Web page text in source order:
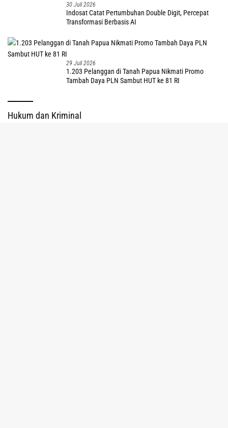
30 Juli 2026
Indosat Catat Pertumbuhan Double Digit, Percepat
Transformasi Berbasis AI
29 Juli 2026
1.203 Pelanggan di Tanah Papua Nikmati Promo
Tambah Daya PLN Sambut HUT ke 81 RI
Hukum dan Kriminal